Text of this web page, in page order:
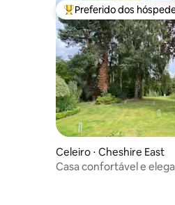
Entre os melhores
Preferido dos
Celeiro ⋅ Cheshire East
Casa confortável e